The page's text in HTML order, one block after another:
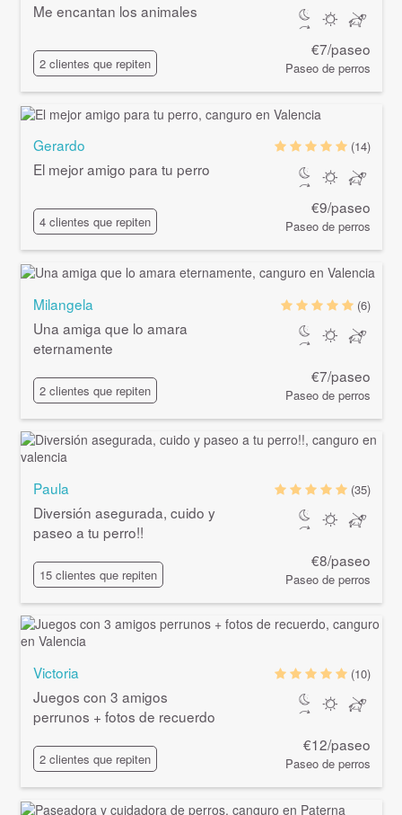
Me encantan los animales
2 clientes que repiten
€7/paseo
Paseo de perros
Gerardo
El mejor amigo para tu perro
4 clientes que repiten
(14)
€9/paseo
Paseo de perros
Milangela
Una amiga que lo amara
eternamente
2 clientes que repiten
(6)
€7/paseo
Paseo de perros
Paula
Diversión asegurada, cuido y
paseo a tu perro!!
15 clientes que repiten
(35)
€8/paseo
Paseo de perros
Victoria
Juegos con 3 amigos
perrunos + fotos de recuerdo
2 clientes que repiten
(10)
€12/paseo
Paseo de perros